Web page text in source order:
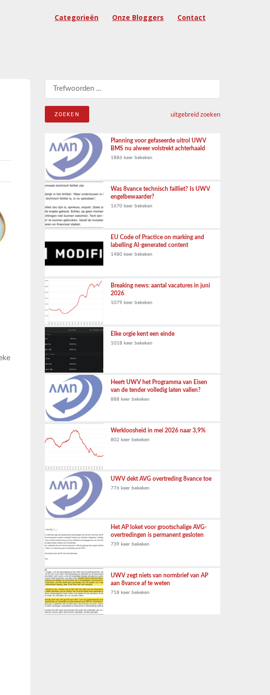
Categorieën Onze Bloggers Contact
Zoeken naar:
uitgebreid zoeken
Planning voor gefaseerde uitrol UWV
BMS nu alweer volstrekt achterhaald
1886 keer bekeken
Was 8vance technisch failliet? Is UWV
engelbewaarder?
1670 keer bekeken
EU Code of Practice on marking and
labelling AI-generated content
1480 keer bekeken
Breaking news: aantal vacatures in juni
2026
1079 keer bekeken
Elke orgie kent een einde
1018 keer bekeken
Heeft UWV het Programma van Eisen
van de tender volledig laten vallen?
888 keer bekeken
Werkloosheid in mei 2026 naar 3,9%
802 keer bekeken
UWV dekt AVG overtreding 8vance toe
776 keer bekeken
Het AP loket voor grootschalige AVG-
overtredingen is permanent gesloten
739 keer bekeken
UWV zegt niets van normbrief van AP
aan 8vance af te weten
718 keer bekeken